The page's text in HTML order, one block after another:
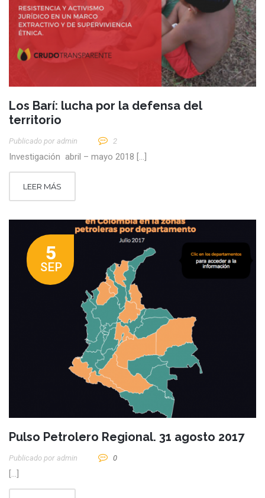
Los Barí: lucha por la defensa del
territorio
Publicado por Admin 2
Investigación abril – mayo 2018 […]
LEER MÁS
5
SEP
Pulso Petrolero Regional. 31 agosto 2017
Publicado por Admin 0
[…]